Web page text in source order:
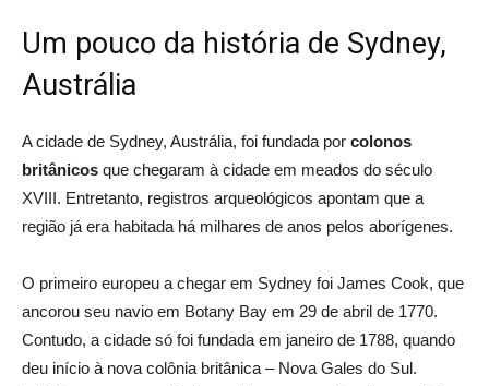
Um pouco da história de Sydney,
Austrália
A cidade de Sydney, Austrália, foi fundada por colonos
britânicos que chegaram à cidade em meados do século
XVIII. Entretanto, registros arqueológicos apontam que a
região já era habitada há milhares de anos pelos aborígenes.
O primeiro europeu a chegar em Sydney foi James Cook, que
ancorou seu navio em Botany Bay em 29 de abril de 1770.
Contudo, a cidade só foi fundada em janeiro de 1788, quando
deu início à nova colônia britânica – Nova Gales do Sul.